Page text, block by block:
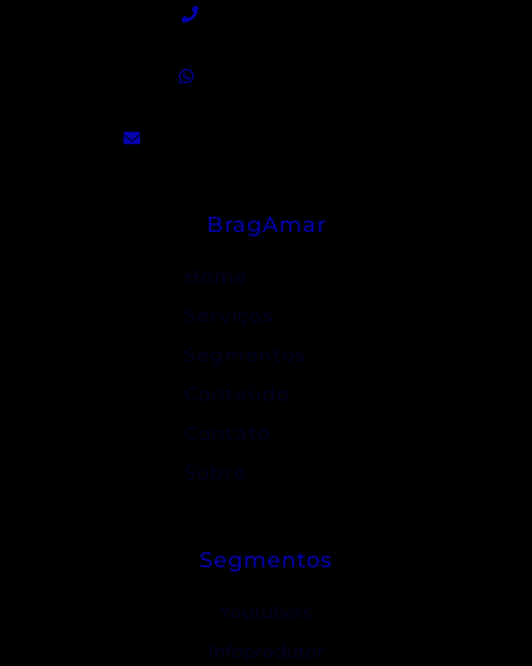
BragAmar
Home
Serviços
Segmentos
Conteúdo
Contato
Sobre
Segmentos
Youtubers
Infoprodutor